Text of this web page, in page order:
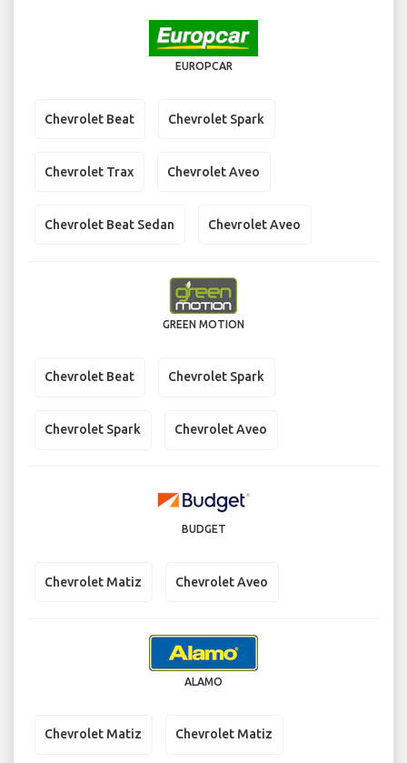
EUROPCAR
Chevrolet Beat Chevrolet Spark
Chevrolet Trax Chevrolet Aveo
Chevrolet Beat Sedan Chevrolet Aveo
GREEN MOTION
Chevrolet Beat Chevrolet Spark
Chevrolet Spark Chevrolet Aveo
BUDGET
Chevrolet Matiz Chevrolet Aveo
ALAMO
Chevrolet Matiz Chevrolet Matiz